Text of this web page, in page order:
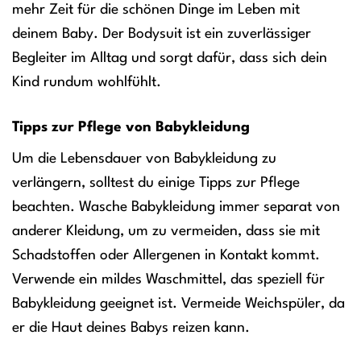
mehr Zeit für die schönen Dinge im Leben mit
deinem Baby. Der Bodysuit ist ein zuverlässiger
Begleiter im Alltag und sorgt dafür, dass sich dein
Kind rundum wohlfühlt.
Tipps zur Pflege von Babykleidung
Um die Lebensdauer von Babykleidung zu
verlängern, solltest du einige Tipps zur Pflege
beachten. Wasche Babykleidung immer separat von
anderer Kleidung, um zu vermeiden, dass sie mit
Schadstoffen oder Allergenen in Kontakt kommt.
Verwende ein mildes Waschmittel, das speziell für
Babykleidung geeignet ist. Vermeide Weichspüler, da
er die Haut deines Babys reizen kann.